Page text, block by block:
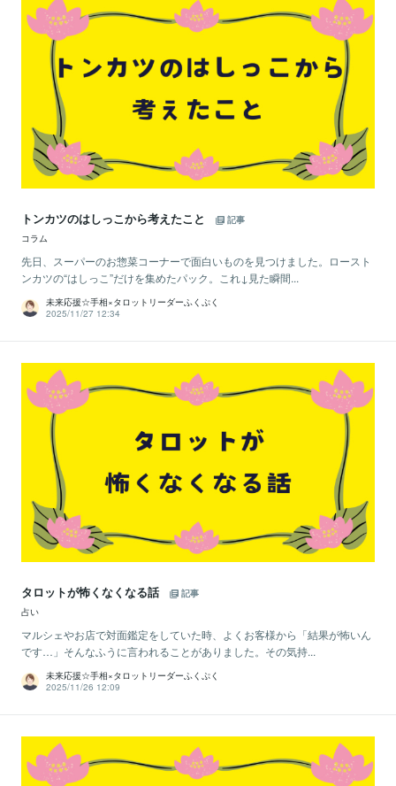
トンカツのはしっこから考えたこと
記事
コラム
先日、スーパーのお惣菜コーナーで面白いものを見つけました。ロースト
ンカツの“はしっこ”だけを集めたパック。これ↓見た瞬間...
未来応援☆手相×タロットリーダーふくぷく
2025/11/27 12:34
タロットが怖くなくなる話
記事
占い
マルシェやお店で対面鑑定をしていた時、よくお客様から「結果が怖いん
です…」そんなふうに言われることがありました。その気持...
未来応援☆手相×タロットリーダーふくぷく
2025/11/26 12:09